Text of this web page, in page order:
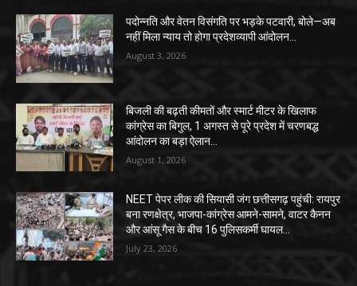
पदोन्नति और वेतन विसंगति पर भड़के पटवारी, बोले—अब
नहीं मिला न्याय तो होगा प्रदेशव्यापी आंदोलन…
August 3, 2026
बिजली की बढ़ती कीमतों और स्मार्ट मीटर के खिलाफ
कांग्रेस का बिगुल, 1 अगस्त से पूरे प्रदेश में चरणबद्ध
आंदोलन का बड़ा ऐलान…
August 1, 2026
NEET पेपर लीक की सियासी जंग छत्तीसगढ़ पहुंची: रायपुर
बना रणक्षेत्र, भाजपा-कांग्रेस आमने-सामने, वाटर कैनन
और आंसू गैस के बीच 16 पुलिसकर्मी घायल…
July 23, 2026